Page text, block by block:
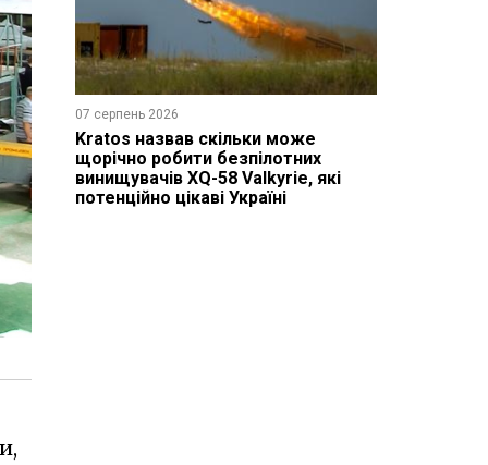
07 серпень 2026
Kratos назвав скільки може
щорічно робити безпілотних
винищувачів XQ-58 Valkyrie, які
потенційно цікаві Україні